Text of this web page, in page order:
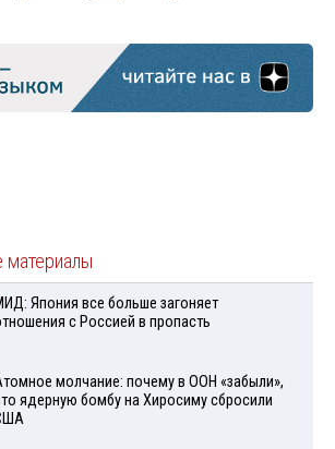
Япония все больше загоняет
с Россией в пропасть
молчание: почему в ООН «забыли»,
ядерную бомбу на Хиросиму сбросили